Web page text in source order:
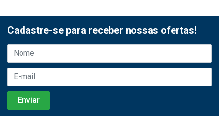
Cadastre-se para receber nossas ofertas!